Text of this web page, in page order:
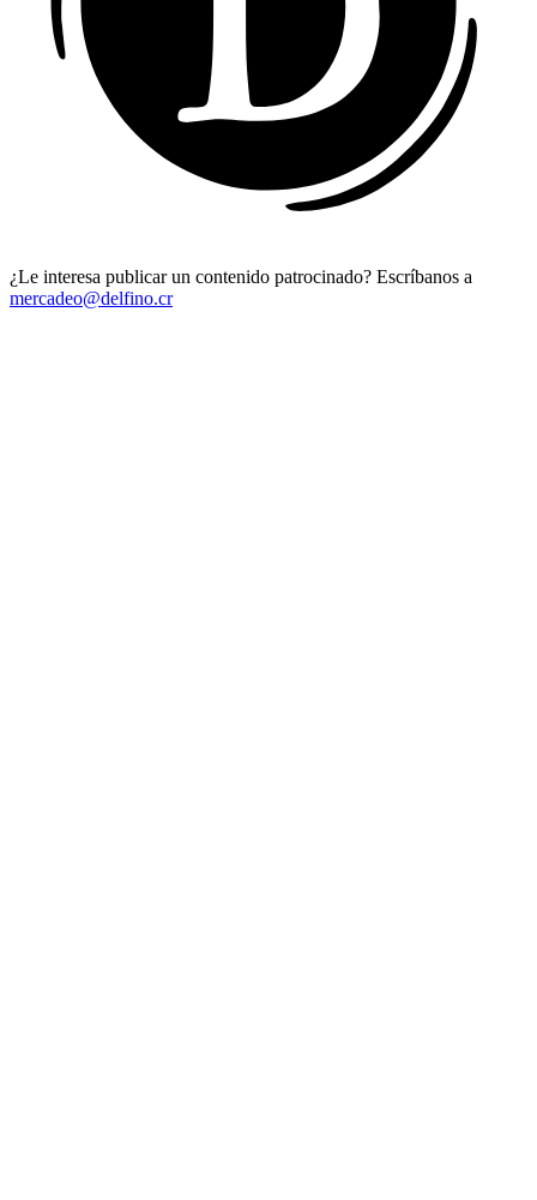
¿Le interesa publicar un contenido patrocinado? Escríbanos a
mercadeo@delfino.cr